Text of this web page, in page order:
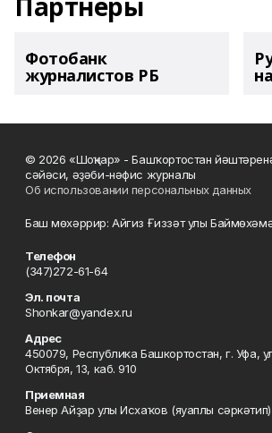
Фотобанк
журналистов РБ
© 2026 «Шоңҡар» - Башҡортостан
сәйәси, әҙәби-нәфис журналы
Об использовании персональных данных
Баш мөхәррир: Айгиз Ғиззәт улы
Телефон
(347)272-61-64
Эл. почта
Shonkar@yandex.ru
Адрес
450079, Республика Башкортостан, г. Уфа,
Октября, 13, каб. 910
Приемная
Венер Айҙар улы Исхаҡов (яуаплы